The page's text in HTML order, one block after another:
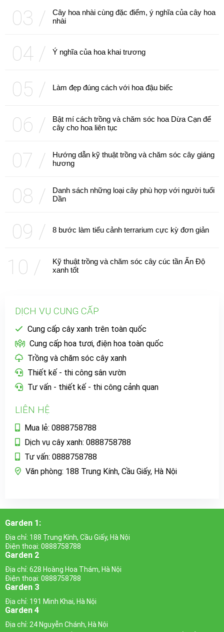
Cây hoa nhài cùng đặc điểm, ý nghĩa của cây hoa
nhài
Ý nghĩa của hoa khai trương
Làm đẹp đúng cách với hoa đậu biếc
Bật mí cách trồng và chăm sóc hoa Dừa Cạn để
cây cho hoa liên tục
Hướng dẫn kỹ thuật trồng và chăm sóc cây giáng
hương
Danh sách những loại cây phù hợp với người tuổi
Dần
8 bước làm tiểu cảnh terrarium cực kỳ đơn giản
Kỹ thuật trồng và chăm sóc cây cúc tần Ấn Độ
xanh tốt
DỊCH VỤ CUNG CẤP
Cung cấp cây xanh trên toàn quốc
Cung cấp hoa tươi, điện hoa toàn quốc
Trồng và chăm sóc cây xanh
Thiết kế - thi công sân vườn
Tư vấn - thiết kế - thi công cảnh quan
LIÊN HỆ
Mua lẻ: 0888758788
Dịch vụ cây xanh: 0888758788
Tư vấn: 0888758788
Văn phòng: 188 Trung Kính, Cầu Giấy, Hà Nội
Garden 1:
Địa chỉ: 188 Trung Kính, Cầu Giấy, Hà Nội
Điện thoại: 0888758788
Garden 2
Địa chỉ: 628 Hoàng Hoa Thám, Hà Nội
Điện thoại: 0888758788
Garden 3
Địa chỉ: 191 Minh Khai, Hà Nội
Garden 4
Địa chỉ: 24 Nguyễn Chánh, Hà Nội